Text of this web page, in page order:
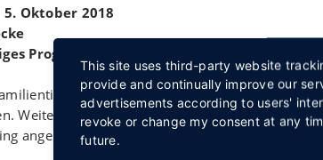
Oktober 2018
Programm.
„Singen als Geburtsvorbereitung“
Weiter werden ein Kurs für Großeltern, ein
angeboten.
This site uses third-party website
provide and continually improve our
advertisements according to users'
revoke or change my consent at any
future.